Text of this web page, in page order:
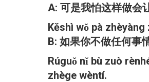
A: 可是我怕这样做会
Kěshì wǒ pà
B: 如果你不做任何事
Rúguǒ nǐ bù zuò
zhège wèntí.